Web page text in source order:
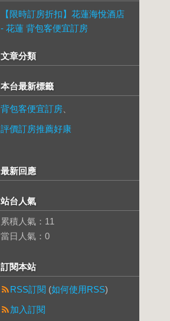
【限時訂房折扣】花蓮海悅酒店
- 花蓮 背包客便宜訂房
文章分類
本台最新標籤
背包客便宜訂房
評價訂房推薦好康
最新回應
站台人氣
累積人氣： 11
當日人氣： 0
訂閱本站
RSS訂閱 (如何使用RSS)
加入訂閱